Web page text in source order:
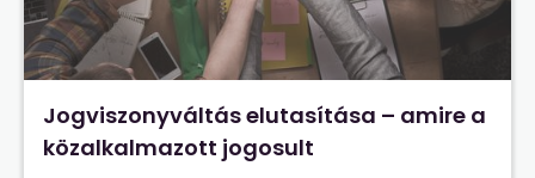
Jogviszonyváltás elutasítása – amire a
közalkalmazott jogosult